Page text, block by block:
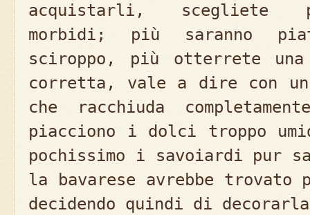
acquistarli, scegliete
morbidi; più saranno
sciroppo, più otterrete
corretta, vale a dire con un
che racchiuda
piacciono i dolci troppo
pochissimo i savoiardi pur
la bavarese avrebbe trovato
decidendo quindi di